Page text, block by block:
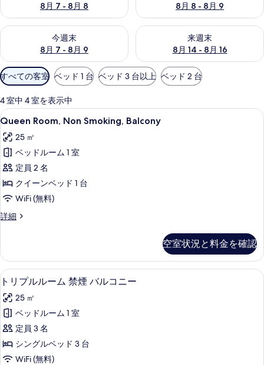
8月 7 - 8月 8
8月 8 - 8月 9
今週末
8月 7 - 8月 9
今週末 8月 7 - 8月 9 の空室状況をチェック
来週末
8月 14 - 8月 16
来週末 8月 14 - 8月 16 の空室
利
用
可
能
な
客
室
の
り
込
み
すべての客室 ベッド 1 台 ベッド 3 台以上 ベッド 2 台
4 室中 4 室を表示中
Queen
Room,
Non
Smoking,
Balcony
の
す
べ
写
真
を
表
示
す
る
Queen Room, Non Smoking, Balcony
18
Queen Room, Non Smoking, Balcony
25 ㎡
ベッドルーム 1 室
定員 2 名
クイーンベッド 1 台
WiFi (無料)
詳細
Queen
Balcony
の
詳
空室状況と料金を確認
ト
リ
プ
ル
ル
ー
トリプルルーム 禁煙 バルコニー |
9
トリプルルーム 禁煙 バルコニー
25 ㎡
ベッドルーム 1 室
定員 3 名
シングルベッド 3 台
WiFi (無料)